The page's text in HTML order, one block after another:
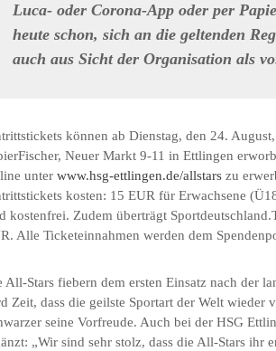
Luca- oder Corona-App oder per
heute schon, sich an die geltenden
auch aus Sicht der Organisation als
können ab Dienstag, den 24.
Neuer Markt 9-11 in Ettlingen
unter www.hsg-ettlingen.de/allstars zu
kosten: 15 EUR für Erwachsene
kostenfrei. Zudem überträgt
Alle Ticketeinnahmen werden dem
All-Stars fiebern dem ersten Einsatz nach der
Zeit, dass die geilste Sportart der Welt wieder
seine Vorfreude. Auch bei der HSG
„Wir sind sehr stolz, dass die All-Stars ihr